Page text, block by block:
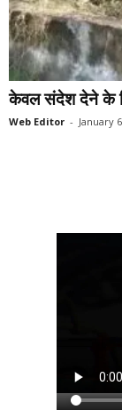
केवल संदेश देने के
Web Editor - January